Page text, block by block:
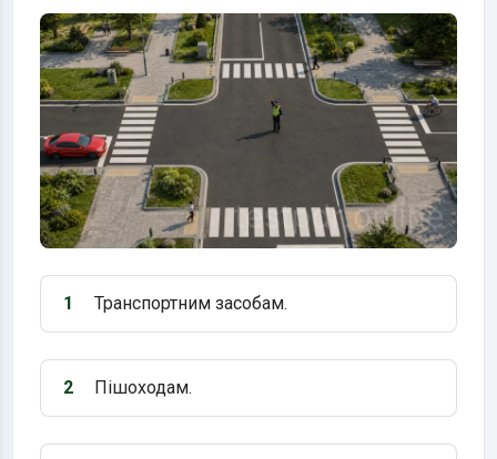
Варіант 1:
1 Транспортним засобам.
Варіант 2:
2 Пішоходам.